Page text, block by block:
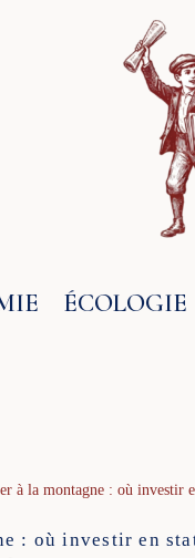
ÉCOLOGIE
à la montagne : où investir
: où investir en